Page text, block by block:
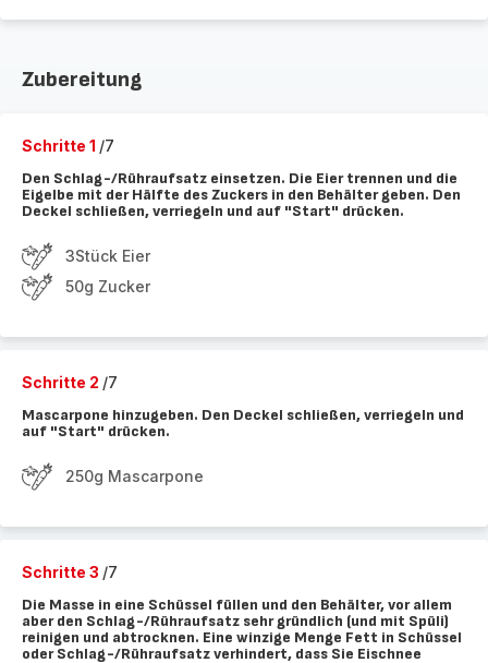
Zubereitung
Schritte 1 /7
Den Schlag-/Rühraufsatz einsetzen. Die Eier trennen und die
Eigelbe mit der Hälfte des Zuckers in den Behälter geben. Den
Deckel schließen, verriegeln und auf "Start" drücken.
3Stück Eier
50g Zucker
Schritte 2 /7
Mascarpone hinzugeben. Den Deckel schließen, verriegeln und
auf "Start" drücken.
250g Mascarpone
Schritte 3 /7
Die Masse in eine Schüssel füllen und den Behälter, vor allem
aber den Schlag-/Rühraufsatz sehr gründlich (und mit Spüli)
reinigen und abtrocknen. Eine winzige Menge Fett in Schüssel
oder Schlag-/Rühraufsatz verhindert, dass Sie Eischnee